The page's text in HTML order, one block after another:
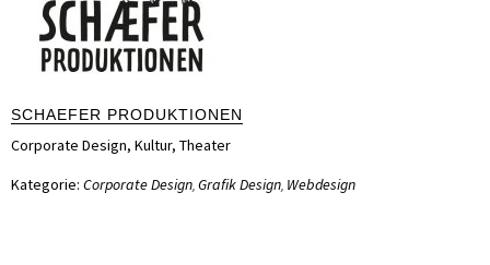
SCHAEFER PRODUKTIONEN
Corporate Design, Kultur, Theater
Kategorie: Corporate Design, Grafik Design, Webdesign